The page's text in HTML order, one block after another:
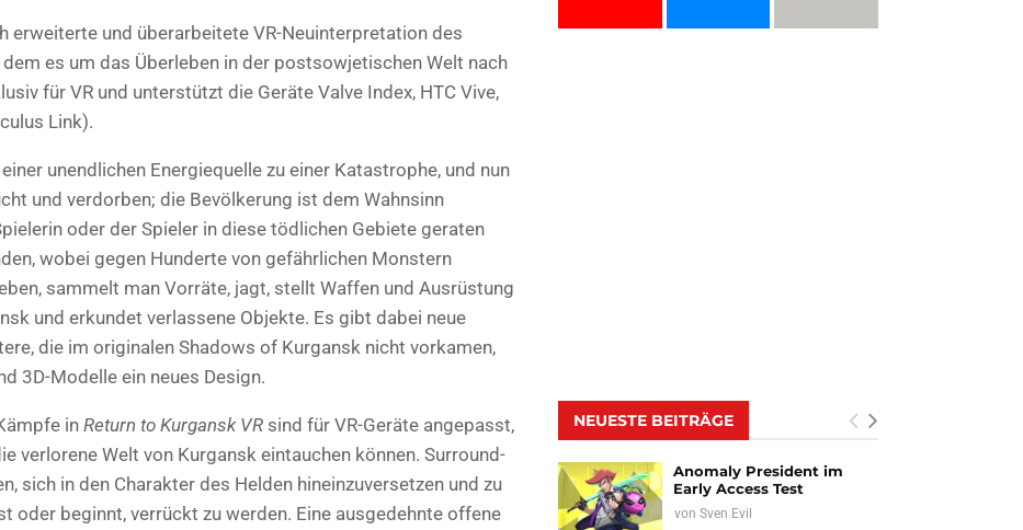
erweiterte und überarbeitete VR-Neuinterpretation des
dem es um das Überleben in der postsowjetischen Welt nach
für VR und unterstützt die Geräte Valve Index, HTC Vive,
Link).
unendlichen Energiequelle zu einer Katastrophe, und nun
und verdorben; die Bevölkerung ist dem Wahnsinn
oder der Spieler in diese tödlichen Gebiete geraten
wobei gegen Hunderte von gefährlichen Monstern
sammelt man Vorräte, jagt, stellt Waffen und Ausrüstung
und erkundet verlassene Objekte. Es gibt dabei neue
die im originalen Shadows of Kurgansk nicht vorkamen,
3D-Modelle ein neues Design.
in Return to Kurgansk VR sind für VR-Geräte angepasst,
verlorene Welt von Kurgansk eintauchen können. Surround-
sich in den Charakter des Helden hineinzuversetzen und zu
oder beginnt, verrückt zu werden. Eine ausgedehnte offene
NEUESTE BEITRÄGE
Anomaly President im
Early Access Test
vonSven Evil